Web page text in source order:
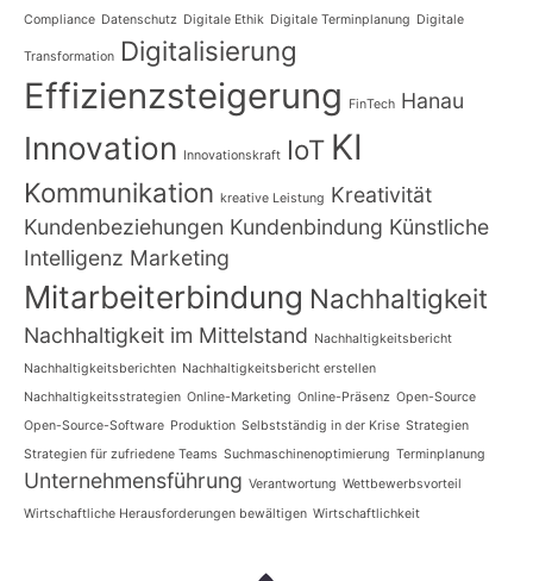
Compliance Datenschutz Digitale Ethik Digitale Terminplanung Digitale
Transformation Digitalisierung
Effizienzsteigerung FinTech Hanau
Innovation Innovationskraft IoT KI
Kommunikation kreative Leistung Kreativität
Kundenbeziehungen Kundenbindung Künstliche
Intelligenz Marketing
Mitarbeiterbindung Nachhaltigkeit
Nachhaltigkeit im Mittelstand Nachhaltigkeitsbericht
Nachhaltigkeitsberichten Nachhaltigkeitsbericht erstellen
Nachhaltigkeitsstrategien Online-Marketing Online-Präsenz Open-Source
Open-Source-Software Produktion Selbstständig in der Krise Strategien
Strategien für zufriedene Teams Suchmaschinenoptimierung Terminplanung
Unternehmensführung Verantwortung Wettbewerbsvorteil
Wirtschaftliche Herausforderungen bewältigen Wirtschaftlichkeit